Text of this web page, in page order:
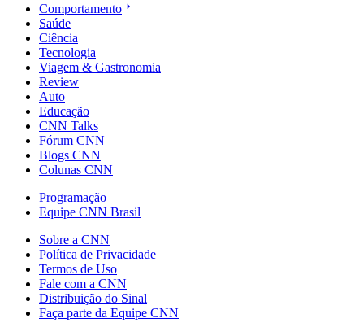
Comportamento
Saúde
Ciência
Tecnologia
Viagem & Gastronomia
Review
Auto
Educação
CNN Talks
Fórum CNN
Blogs CNN
Colunas CNN
Programação
Equipe CNN Brasil
Sobre a CNN
Política de Privacidade
Termos de Uso
Fale com a CNN
Distribuição do Sinal
Faça parte da Equipe CNN